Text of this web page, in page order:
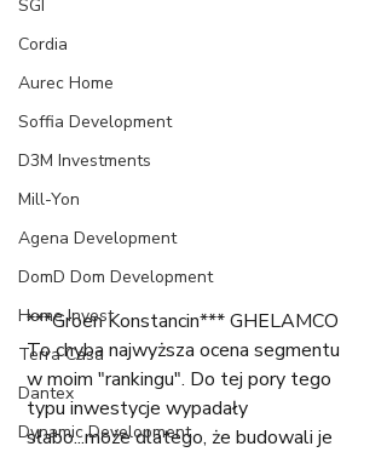
SGI
Cordia
Aurec Home
Soffia Development
D3M Investments
Mill-Yon
Agena Development
DomD Dom Development
Home Invest
Terra Casa
Dantex
Dynamic Development
***Groen Konstancin*** GHELAMCO
To chyba najwyższa ocena segmentu
w moim "rankingu". Do tej pory tego
typu inwestycje wypadały
słabo...może dlatego, że budowali je